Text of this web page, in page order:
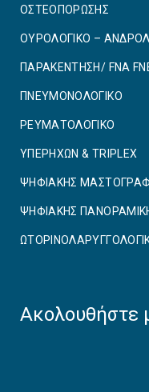
ΟΣΤΕΟΠΟΡΩΣΗΣ
ΟΥΡΟΛΟΓΙΚΟ –
ΠΑΡΑΚΕΝΤΗΣΗ/ FNA
ΠΝΕΥΜΟΝΟΛΟΓΙΚΟ
ΡΕΥΜΑΤΟΛΟΓΙΚΟ
ΥΠΕΡΗΧΩΝ & TRIPLEX
ΨΗΦΙΑΚΗΣ
ΨΗΦΙΑΚΗΣ
Ακολουθήστε